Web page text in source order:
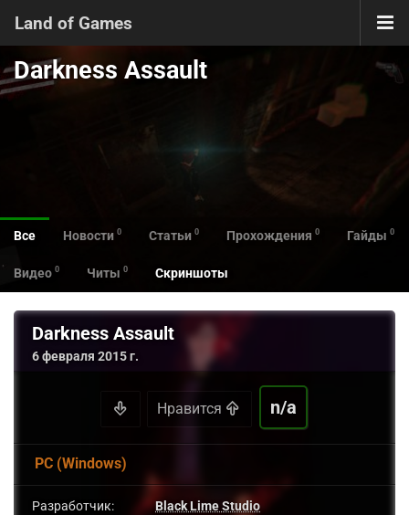
Land of Games
Darkness Assault
Все Новости 0 Статьи 0 Прохождения 0 Гайды 0
Видео 0 Читы 0 Скриншоты
Darkness Assault
6 февраля 2015 г.
Нравится n/a
PC (Windows)
Разработчик:
Black Lime Studio